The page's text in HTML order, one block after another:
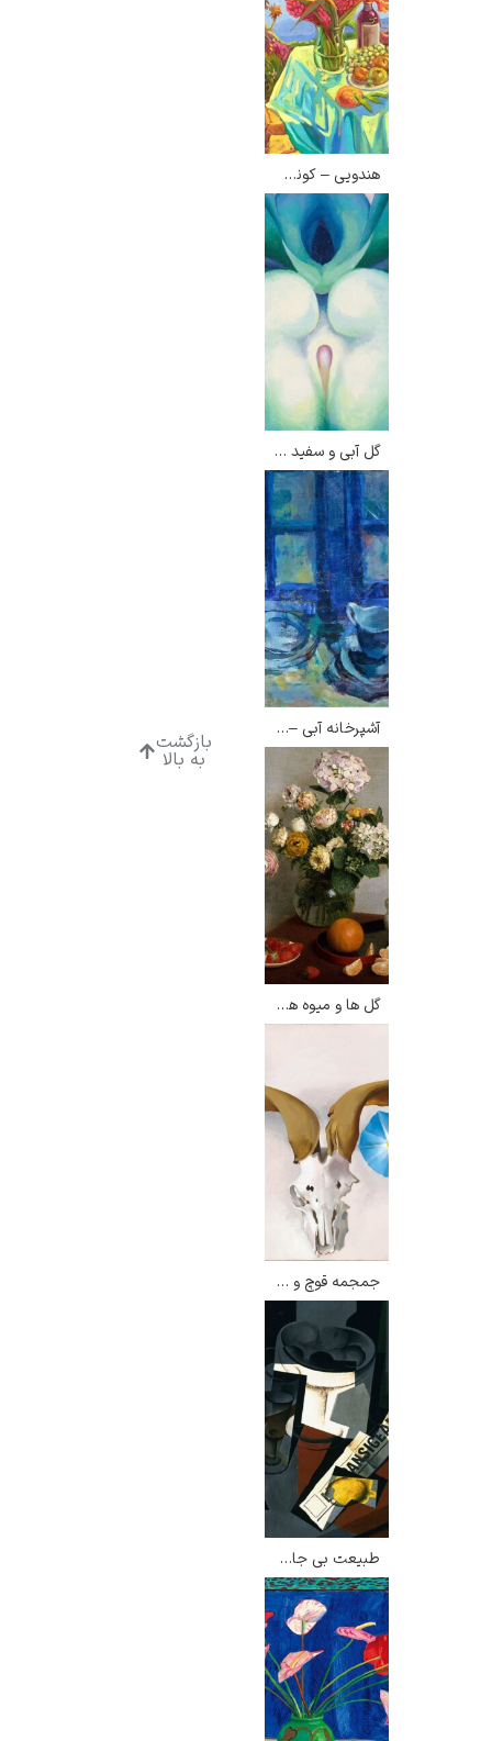
هندویی – کونسئلو منچتا
گل آبی و سفید – جورجیا اوکیف
آشپرخانه آبی – لودویگ کارستن
گل ها و میوه ها – هنری فانتین لاتور
جمجمه قوچ و گل شکوه صبح – جورجیا اوکیف
طبیعت بی جان با روزنامه – خوان گریس
بازگشت
به بالا